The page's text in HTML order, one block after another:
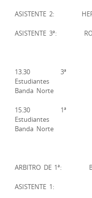
ASISTENTE 2:
ASISTENTE 3ª:
13.30
Estudiantes
Banda Norte
15.30
Estudiantes
Banda Norte
ARBITRO DE 1ª:
ASISTENTE 1: